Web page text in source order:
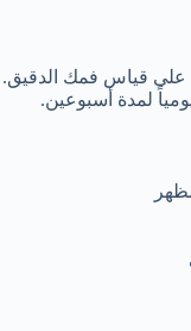
على قياس فمك الدقيق.
لمدة أسبوعين.